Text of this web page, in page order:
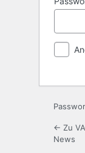
← Zu
News